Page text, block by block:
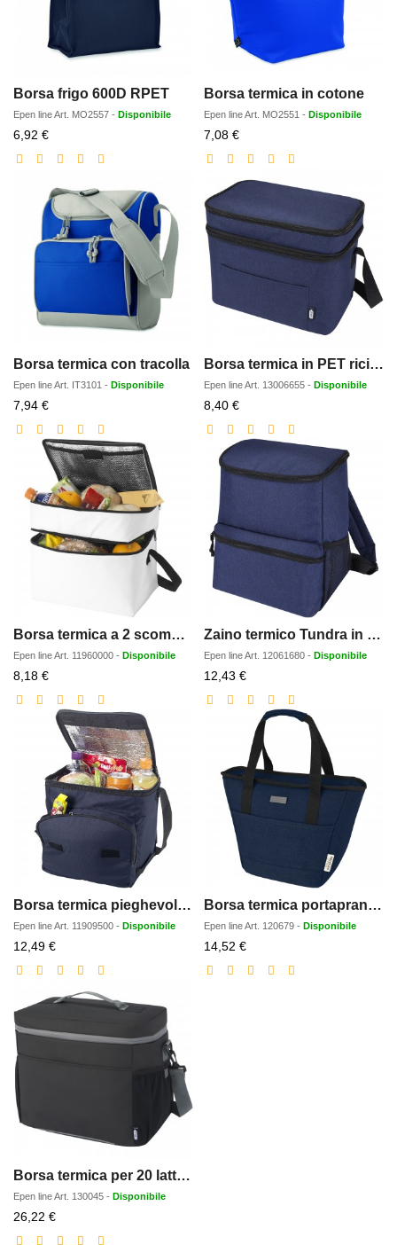
Borsa frigo 600D RPET
Epen lineArt. MO2557 - Disponibile
6,92 €Prezzo
scontato
Borsa termica in cotone
Epen lineArt. MO2551 - Disponibile
7,08 €Prezzo
scontato
Borsa termica con tracolla
Epen lineArt. IT3101 - Disponibile
7,94 €Prezzo
scontato
Borsa termica in PET riciclato certificato GRS Tundra 13L
Epen lineArt. 13006655 - Disponibile
8,40 €Prezzo
scontato
Borsa termica a 2 scomparti Oslo - 13L
Epen lineArt. 11960000 - Disponibile
8,18 €Prezzo
scontato
Zaino termico Tundra in PET riciclato certificato GRS - 12L
Epen lineArt. 12061680 - Disponibile
12,43 €Prezzo
scontato
Borsa termica pieghevole Stockholm - 10L
Epen lineArt. 11909500 - Disponibile
12,49 €Prezzo
scontato
Borsa termica portapranzo per 9 lattine in canvas riciclato certificato GRS Joey - 6L
Epen lineArt. 120679 - Disponibile
14,52 €Prezzo
scontato
Borsa termica per 20 lattine in materiale riciclato certificato GRS Aqua - 22 L
Epen lineArt. 130045 - Disponibile
26,22 €Prezzo
scontato